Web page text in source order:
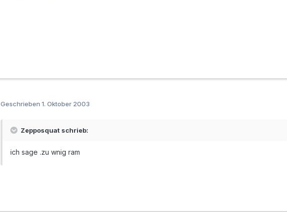
Geschrieben 1. Oktober 2003
Zepposquat schrieb:
ich sage .zu wnig ram